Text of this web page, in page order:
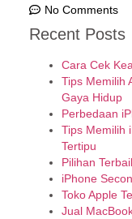
No Comments
Recent Posts
Cara Cek
Tips Memilih
Gaya Hidup
Perbedaan
Tips Memilih
Tertipu
Pilihan
iPhone
Toko Apple
Jual